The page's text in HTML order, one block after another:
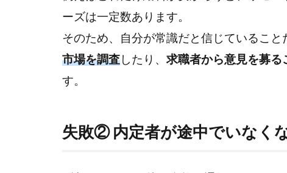
ー
2.1
整っ
ーズは一定数あります。
そのため、自分が常識だと信じていること
市場を調査したり、 求職者から意見を募る
す。
失敗② 内定者が途中でいなく